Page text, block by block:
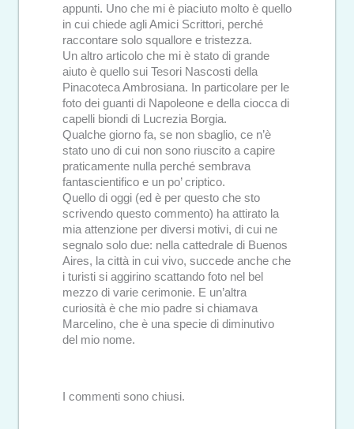
appunti. Uno che mi è piaciuto molto è quello
in cui chiede agli Amici Scrittori, perché
raccontare solo squallore e tristezza.
Un altro articolo che mi è stato di grande
aiuto è quello sui Tesori Nascosti della
Pinacoteca Ambrosiana. In particolare per le
foto dei guanti di Napoleone e della ciocca di
capelli biondi di Lucrezia Borgia.
Qualche giorno fa, se non sbaglio, ce n’è
stato uno di cui non sono riuscito a capire
praticamente nulla perché sembrava
fantascientifico e un po’ criptico.
Quello di oggi (ed è per questo che sto
scrivendo questo commento) ha attirato la
mia attenzione per diversi motivi, di cui ne
segnalo solo due: nella cattedrale di Buenos
Aires, la città in cui vivo, succede anche che
i turisti si aggirino scattando foto nel bel
mezzo di varie cerimonie. E un’altra
curiosità è che mio padre si chiamava
Marcelino, che è una specie di diminutivo
del mio nome.
I commenti sono chiusi.